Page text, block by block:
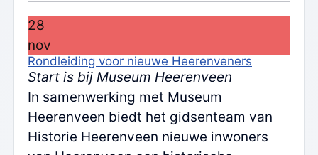
28
nov
Rondleiding voor nieuwe Heerenveners
Start is bij Museum Heerenveen
In samenwerking met Museum
Heerenveen biedt het gidsenteam van
Historie Heerenveen nieuwe inwoners